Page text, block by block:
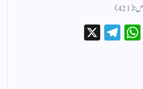
E
m
W
ha
Te
le